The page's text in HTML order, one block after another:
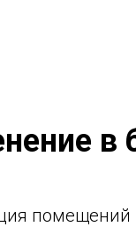
в
помещений